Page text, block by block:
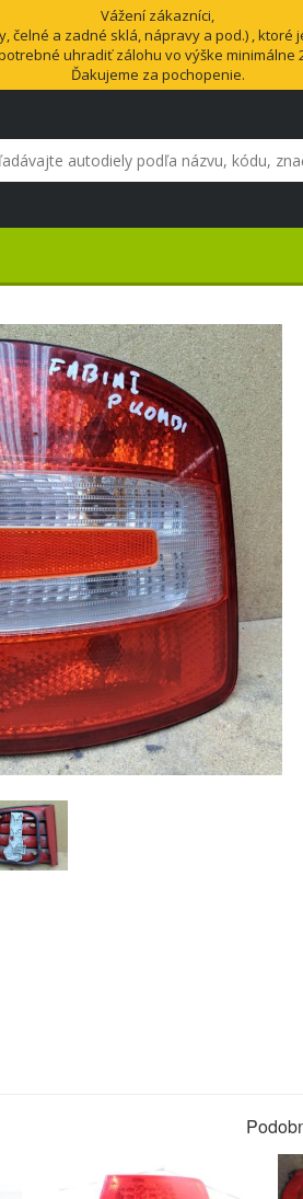
Vážení zákazníci,
a zadné sklá, nápravy a pod.) ,
uhradiť zálohu vo výške minimálne
Ďakujeme za pochopenie.